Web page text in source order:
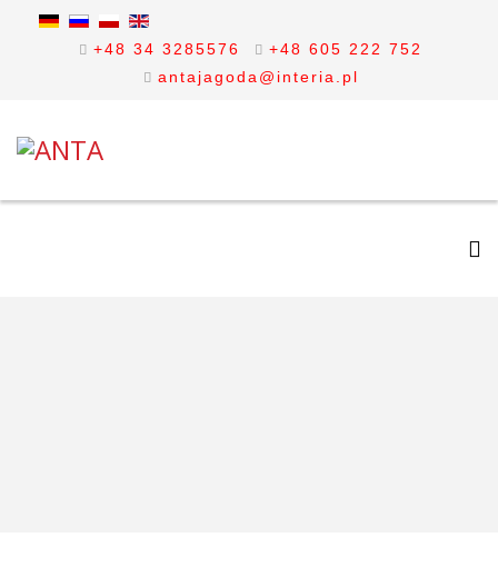
+48 34 3285576
+48 605 222 752
antajagoda@interia.pl